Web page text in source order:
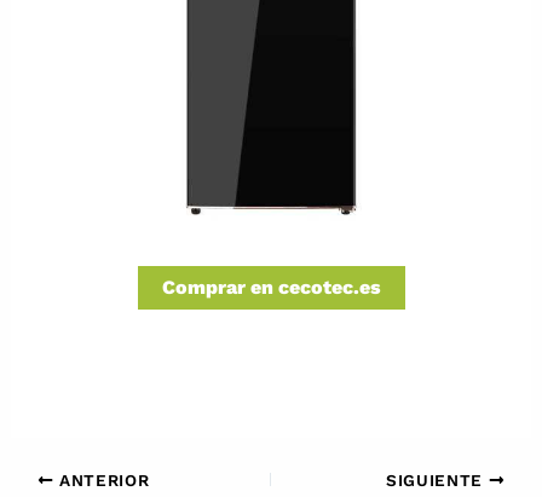
Comprar en cecotec.es
ANTERIOR SIGUIENTE